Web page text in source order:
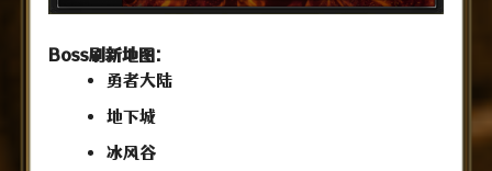
Boss刷新地图:
勇者大陆
地下城
冰风谷